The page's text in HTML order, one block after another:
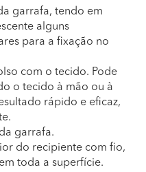
garrafa, tendo em
alguns
para a fixação no
com o tecido. Pode
o tecido à mão ou à
rápido e eficaz,
garrafa.
do recipiente com fio,
toda a superfície.